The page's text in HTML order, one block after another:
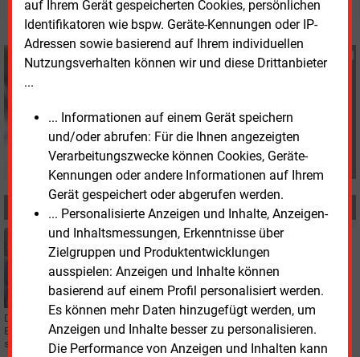
auf Ihrem Gerät gespeicherten Cookies, persönlichen
Identifikatoren wie bspw. Geräte-Kennungen oder IP-
Adressen sowie basierend auf Ihrem individuellen
Nutzungsverhalten können wir und diese Drittanbieter
...
... Informationen auf einem Gerät speichern
und/oder abrufen: Für die Ihnen angezeigten
Verarbeitungszwecke können Cookies, Geräte-
Kennungen oder andere Informationen auf Ihrem
Gerät gespeichert oder abgerufen werden.
... Personalisierte Anzeigen und Inhalte, Anzeigen-
und Inhaltsmessungen, Erkenntnisse über
Zielgruppen und Produktentwicklungen
ausspielen: Anzeigen und Inhalte können
basierend auf einem Profil personalisiert werden.
Es können mehr Daten hinzugefügt werden, um
Anzeigen und Inhalte besser zu personalisieren.
Die Performance von Anzeigen und Inhalten kann
Günter Drewnitzky
MEHR ZUM THEMA
Mittwoch, 25.03.2026, 10:03
ELEKTROFAHRZEUGE
Augsburgs Versorger lockt mit billigerem Autostrom
Doppelt so viele Ladepunkte wie bisher wollen die Stadtwerke Augsburg
Ende des Jahres im Angebot haben. Außerdem senkt der Versorger an
seinen Säulen den Strompreis für E-Autos.